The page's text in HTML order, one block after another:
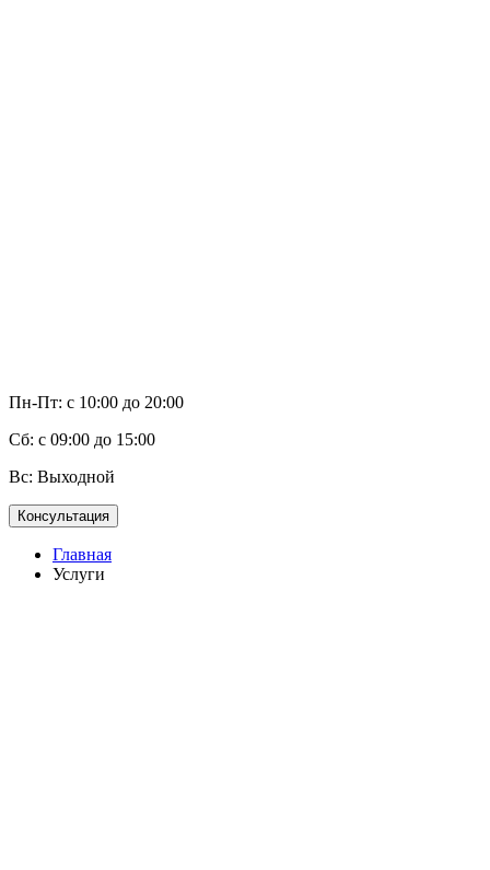
Пн-Пт: с 10:00 до 20:00
Сб: с 09:00 до 15:00
Вс: Выходной
Консультация
Главная
Услуги